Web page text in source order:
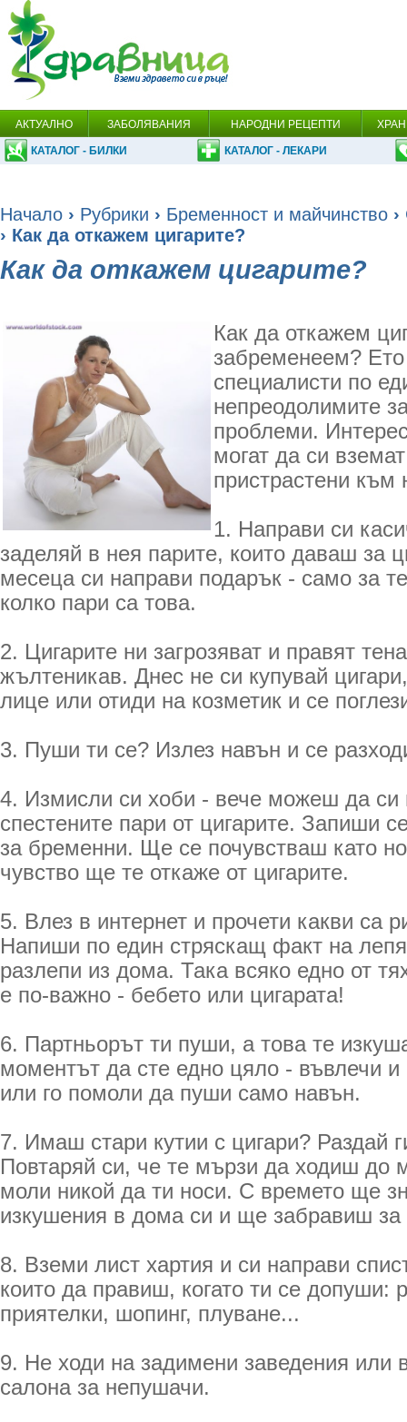
АКТУАЛНО ЗАБОЛЯВАНИЯ НАРОДНИ РЕЦЕПТИ
КАТАЛОГ - БИЛКИ КАТАЛОГ - ЛЕКАРИ
Начало › Рубрики › Бременност и майчинство ›
› Как да откажем цигарите?
Как да откажем цигарите?
Как да откажем
забременеем? Ето
специалисти по
непреодолимите
проблеми.
могат да си
пристрастени към
1. Направи си
заделяй в нея парите, които даваш за
месеца си направи подарък - само за
колко пари са това.
2. Цигарите ни загрозяват и правят
жълтеникав. Днес не си купувай
лице или отиди на козметик и се
3. Пуши ти се? Излез навън и се
4. Измисли си хоби - вече можеш да си
спестените пари от цигарите. Запиши
за бременни. Ще се почувстваш като
чувство ще те откаже от цигарите.
5. Влез в интернет и прочети какви са
Напиши по един стряскащ факт на
разлепи из дома. Така всяко едно от
е по-важно - бебето или цигарата!
6. Партньорът ти пуши, а това те
моментът да сте едно цяло - въвлечи и
или го помоли да пуши само навън.
7. Имаш стари кутии с цигари? Раздай
Повтаряй си, че те мързи да ходиш до
моли никой да ти носи. С времето ще
изкушения в дома си и ще забравиш за
8. Вземи лист хартия и си направи
които да правиш, когато ти се допуши:
приятелки, шопинг, плуване...
9. Не ходи на задимени заведения или
салона за непушачи.